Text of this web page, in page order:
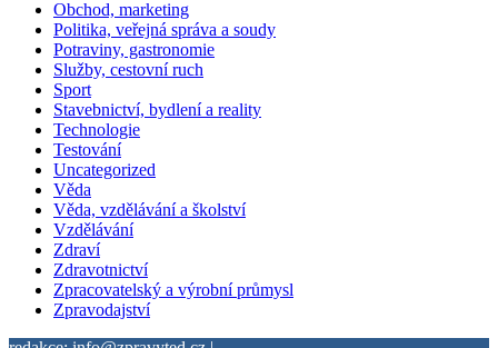
Obchod, marketing
Politika, veřejná správa a soudy
Potraviny, gastronomie
Služby, cestovní ruch
Sport
Stavebnictví, bydlení a reality
Technologie
Testování
Uncategorized
Věda
Věda, vzdělávání a školství
Vzdělávání
Zdraví
Zdravotnictví
Zpracovatelský a výrobní průmysl
Zpravodajství